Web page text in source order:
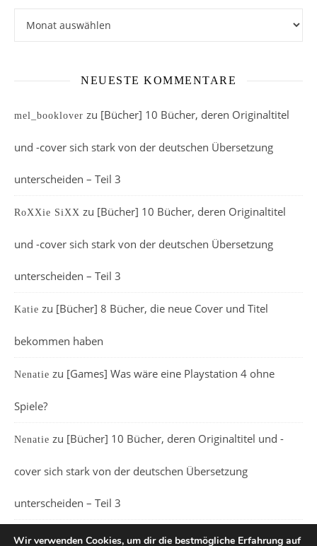
NEUESTE KOMMENTARE
mel_booklover zu [Bücher] 10 Bücher, deren Originaltitel
und -cover sich stark von der deutschen Übersetzung
unterscheiden – Teil 3
RoXXie SiXX zu [Bücher] 10 Bücher, deren Originaltitel
und -cover sich stark von der deutschen Übersetzung
unterscheiden – Teil 3
Katie zu [Bücher] 8 Bücher, die neue Cover und Titel
bekommen haben
Nenatie zu [Games] Was wäre eine Playstation 4 ohne
Spiele?
Nenatie zu [Bücher] 10 Bücher, deren Originaltitel und -
cover sich stark von der deutschen Übersetzung
unterscheiden – Teil 3
Wir verwenden Cookies, um dir die bestmögliche Erfahrung auf